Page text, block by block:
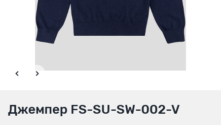
Джемпер FS-SU-SW-002-V